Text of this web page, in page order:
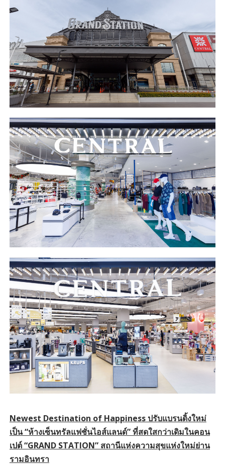
Newest Destination of Happiness ปรับแบรนดิ้งใหม่
เป็น “ห้างเซ็นทรัลแฟชั่นไอส์แลนด์” ที่สดใสกว่าเดิมในคอน
เปต์ “GRAND STATION” สถานีแห่งความสุขแห่งใหม่ย่าน
รามอินทรา